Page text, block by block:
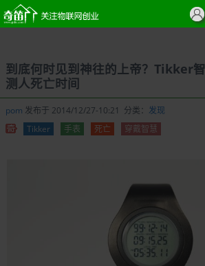
到底何时见到神往的上帝？Tikker
测人死亡时间
pom 发布于 2014/12/27-10:21 分类： 发现
Tikker
手表 死亡 穿戴智慧